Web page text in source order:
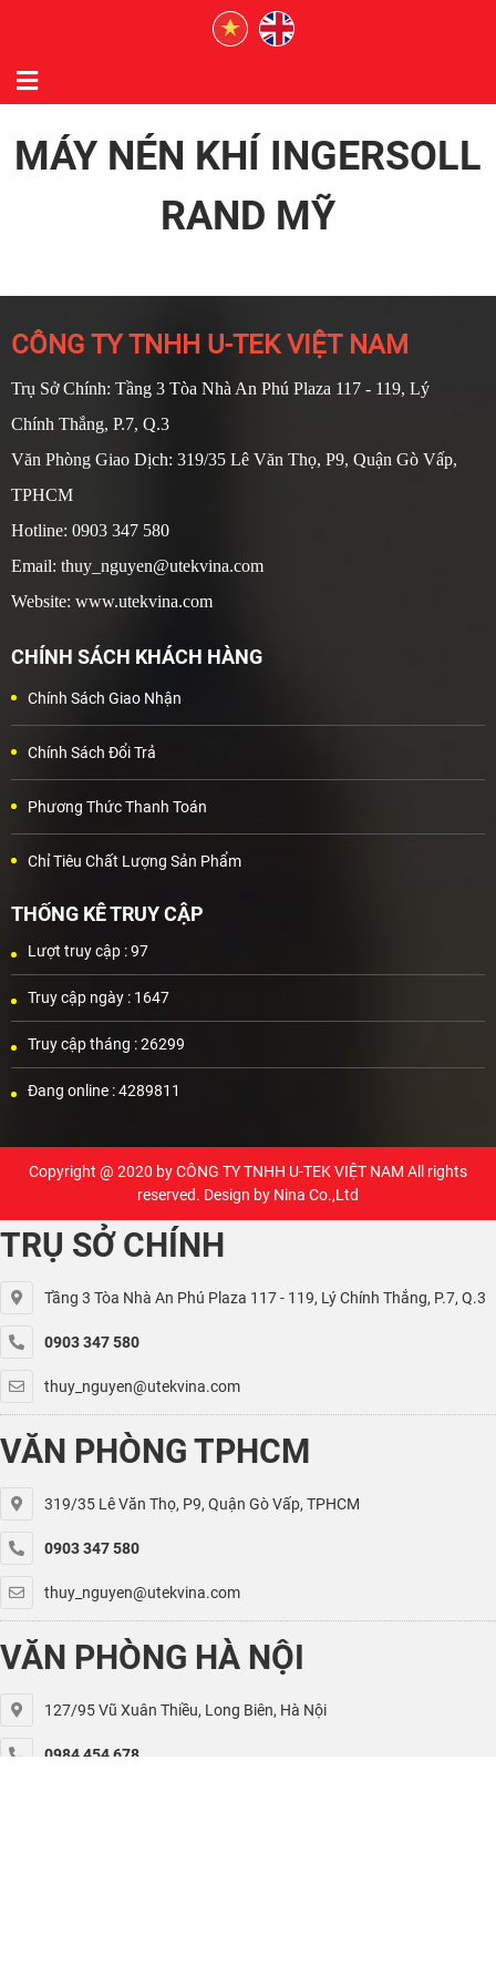
MÁY NÉN KHÍ INGERSOLL
RAND MỸ
CÔNG TY TNHH U-TEK VIỆT NAM
Trụ Sở Chính: Tầng 3 Tòa Nhà An Phú Plaza 117 - 119, Lý
Chính Thắng, P.7, Q.3
Văn Phòng Giao Dịch: 319/35 Lê Văn Thọ, P9, Quận Gò Vấp,
TPHCM
Hotline: 0903 347 580
Email: thuy_nguyen@utekvina.com
Website: www.utekvina.com
CHÍNH SÁCH KHÁCH HÀNG
Chính Sách Giao Nhận
Chính Sách Đổi Trả
Phương Thức Thanh Toán
Chỉ Tiêu Chất Lượng Sản Phẩm
THỐNG KÊ TRUY CẬP
Lượt truy cập :97
Truy cập ngày : 1647
Truy cập tháng :26299
Đang online :4289811
Copyright @ 2020 byCÔNG TY TNHH U-TEK VIỆT NAM All rights
reserved. Design by Nina Co.,Ltd
TRỤ SỞ CHÍNH
Tầng 3 Tòa Nhà An Phú Plaza 117 - 119, Lý Chính Thắng, P.7, Q.3
0903 347 580
thuy_nguyen@utekvina.com
VĂN PHÒNG TPHCM
319/35 Lê Văn Thọ, P9, Quận Gò Vấp, TPHCM
0903 347 580
thuy_nguyen@utekvina.com
VĂN PHÒNG HÀ NỘI
127/95 Vũ Xuân Thiều, Long Biên, Hà Nội
0984 454 678